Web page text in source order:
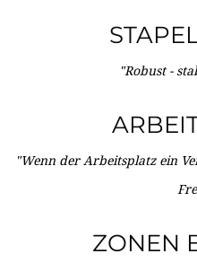
"Robust -
"Wenn der Arbeitsplatz ein
ZONEN